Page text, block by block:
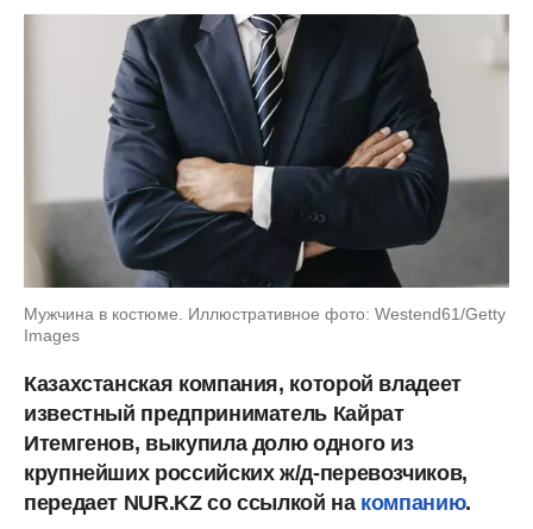
Мужчина в костюме. Иллюстративное фото: Westend61/Getty
Images
Казахстанская компания, которой владеет
известный предприниматель Кайрат
Итемгенов, выкупила долю одного из
крупнейших российских ж/д-перевозчиков,
передает NUR.KZ со ссылкой на компанию.